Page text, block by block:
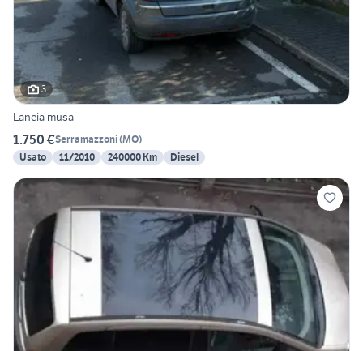
3
Lancia musa
1.750 €Serramazzoni(MO)
Usato
11/2010 240000 Km Diesel